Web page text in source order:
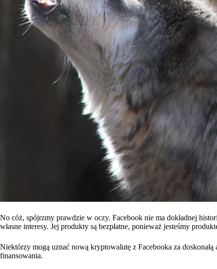
No cóż, spójrzmy prawdzie w oczy. Facebook nie ma dokładnej
własne interesy. Jej produkty są bezpłatne, ponieważ jesteśmy
Niektórzy mogą uznać nową kryptowalutę z Facebooka za
finansowania.